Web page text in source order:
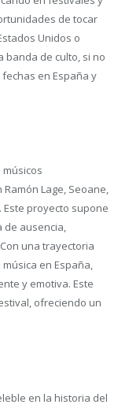
de tocar
Unidos o
banda de culto, si no
en España y
Lage, Seoane,
Este proyecto supone
de ausencia,
una trayectoria
en España,
y emotiva. Este
ofreciendo un
en la historia del